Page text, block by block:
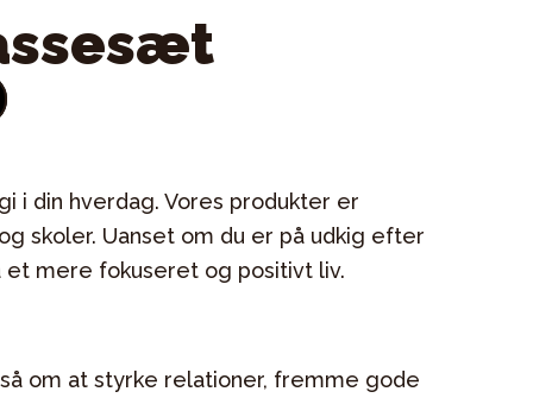
varianter.
kan
varesiden
Dette
flere
varianter.
Mulighederne
på
i din hverdag. Vores produkter er
skoler. Uanset om du er på udkig efter
mere fokuseret og positivt liv.
om at styrke relationer, fremme gode